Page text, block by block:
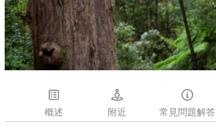
概述 附近 常見問題解答